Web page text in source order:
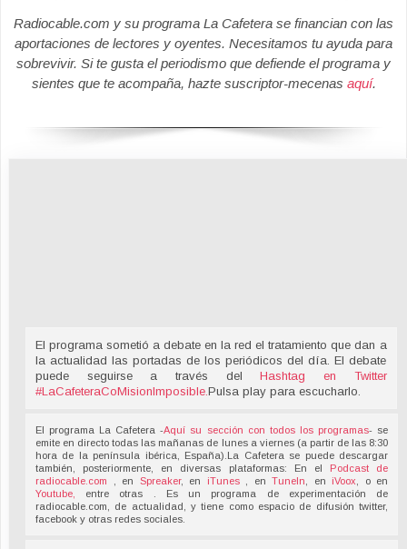
Radiocable.com y su programa La Cafetera se financian con las
aportaciones de lectores y oyentes. Necesitamos tu ayuda para
sobrevivir. Si te gusta el periodismo que defiende el programa y
sientes que te acompaña, hazte suscriptor-mecenas aquí.
El programa sometió a debate en la red el tratamiento que dan a
la actualidad las portadas de los periódicos del día. El debate
puede seguirse a través delHashtag en Twitter
#LaCafeteraCoMisionImposible Pulsa play para escucharlo.
El programa La Cafetera -Aquí su sección con todos los programas- se
emite en directo todas las mañanas de lunes a viernes (a partir de las 8:30
hora de la península ibérica, España).La Cafetera se puede descargar
también, posteriormente, en diversas plataformas: En el Podcast de
radiocable.com
, en Spreaker, en iTunes , enTuneIn , en iVoox , o en
Youtube,
entre otras . Es un programa de experimentación de
radiocable.com, de actualidad, y tiene como espacio de difusión twitter,
facebook y otras redes sociales.